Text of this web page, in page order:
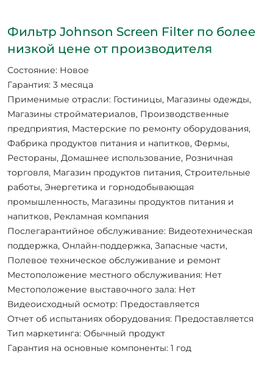
Фильтр Johnson Screen Filter по более
низкой цене от производителя
Состояние: Новое
Гарантия: 3 месяца
Применимые отрасли: Гостиницы, Магазины одежды,
Магазины стройматериалов, Производственные
предприятия, Мастерские по ремонту оборудования,
Фабрика продуктов питания и напитков, Фермы,
Рестораны, Домашнее использование, Розничная
торговля, Магазин продуктов питания, Строительные
работы, Энергетика и горнодобывающая
промышленность, Магазины продуктов питания и
напитков, Рекламная компания
Послегарантийное обслуживание: Видеотехническая
поддержка, Онлайн-поддержка, Запасные части,
Полевое техническое обслуживание и ремонт
Местоположение местного обслуживания: Нет
Местоположение выставочного зала: Нет
Видеоисходный осмотр: Предоставляется
Отчет об испытаниях оборудования: Предоставляется
Тип маркетинга: Обычный продукт
Гарантия на основные компоненты: 1 год